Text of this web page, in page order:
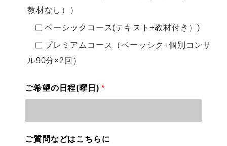
教材なし））
ベーシックコース(テキスト+教材付き）)
プレミアムコース（ベーッシク+個別コンサ
ル90分×2回）
ご希望の日程(曜日)*
ご質問などはこちらに